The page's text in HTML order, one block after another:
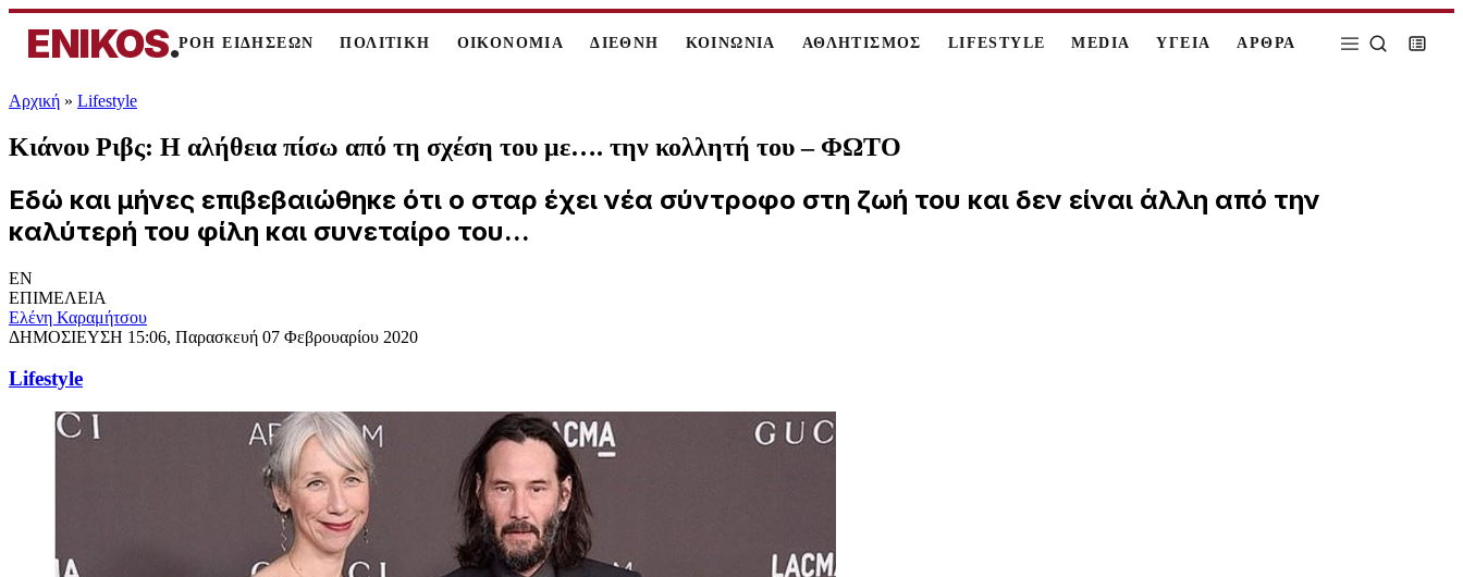
ENIKOS.ΡΟΗ ΕΙΔΗΣΕΩΝ ΠΟΛΙΤΙΚΗ ΟΙΚΟΝΟΜΙΑ ΔΙΕΘΝΗ ΚΟΙΝΩΝΙΑ ΑΘΛΗΤΙΣΜΟΣ LIFESTYLE MEDIA ΥΓΕΙΑ ΑΡΘΡΑ
Αρχική » Lifestyle
Κιάνου Ριβς: Η αλήθεια πίσω από τη σχέση του με…. την κολλητή του – ΦΩΤΟ
Εδώ και μήνες επιβεβαιώθηκε ότι ο σταρ έχει νέα σύντροφο στη ζωή του και δεν είναι άλλη από την
καλύτερή του φίλη και συνεταίρο του...
EN
ΕΠΙΜΕΛΕΙΑ
Ελένη Καραμήτσου
ΔΗΜΟΣΙΕΥΣΗ 15:06, Παρασκευή 07 Φεβρουαρίου 2020
Lifestyle